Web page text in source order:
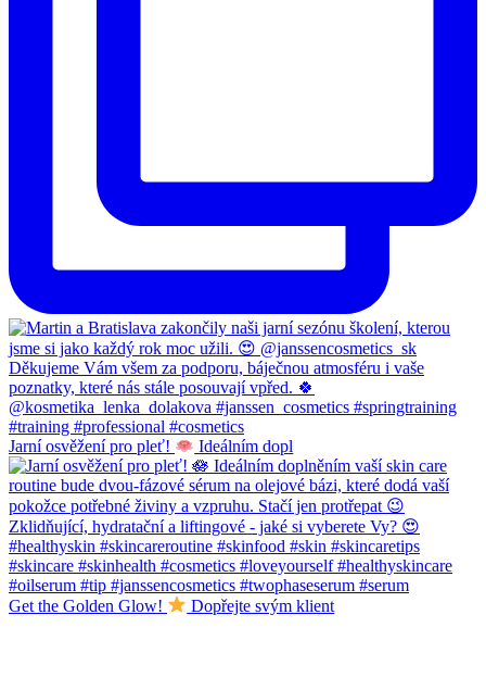
Jarní osvěžení pro pleť! Ideálním dopl
Get the Golden Glow! Dopřejte svým klient